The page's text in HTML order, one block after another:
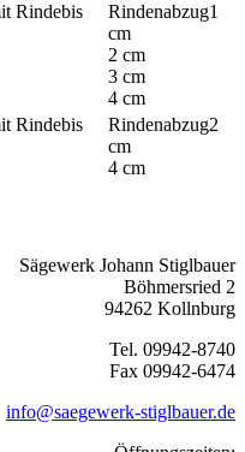
bis
1
cm
2 cm
3 cm
4 cm
bis
2
cm
4 cm
Sägewerk Johann Stiglbauer
Böhmersried 2
94262 Kollnburg
Tel. 09942-8740
Fax 09942-6474
info@saegewerk-stiglbauer.de